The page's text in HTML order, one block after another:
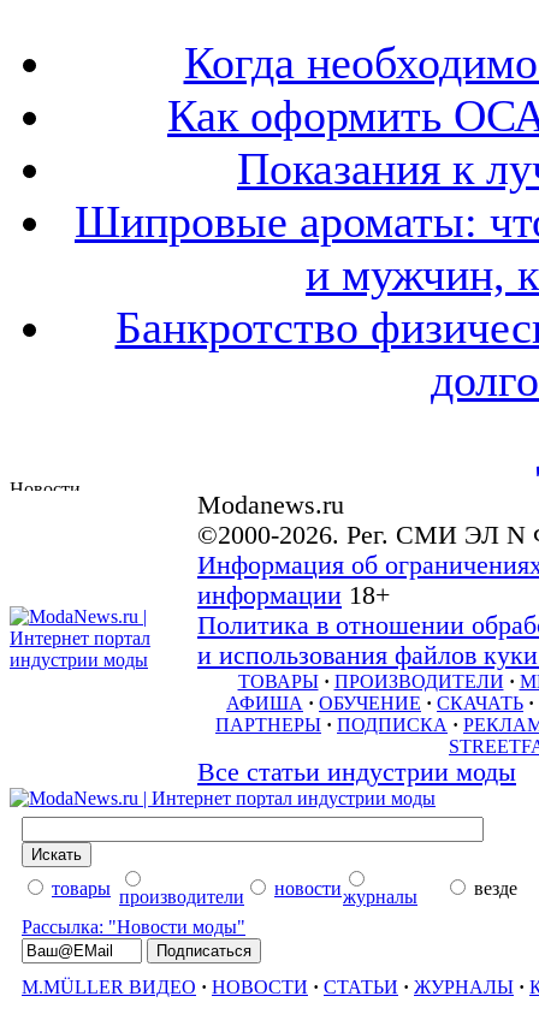
Когда
Как оформить
Показания к
Шипровые ароматы:
и мужчин,
Банкротство
Modanews.ru
©2000-2026. Рег. СМИ ЭЛ N
Информация об
информации 18+
Политика в отношении
и использования файлов
ТОВАРЫ · ПРОИЗВОДИТЕЛИ ·
АФИША · ОБУЧЕНИЕ · СКАЧАТЬ ·
ПАРТНЕРЫ · ПОДПИСКА ·
Все статьи индустрии моды
товары производители новостижурналы
везде
Рассылка: "Новости моды"
M.MÜLLER ВИДЕО · НОВОСТИ · СТАТЬИ · ЖУРНАЛЫ ·